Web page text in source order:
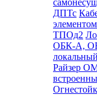
ДПТс
ТПОд2
ОБК-А,
Райзер